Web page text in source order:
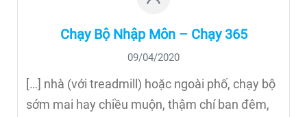
Chạy Bộ Nhập Môn – Chạy 365
09/04/2020
[…] nhà (với treadmill) hoặc ngoài phố, chạy bộ
sớm mai hay chiều muộn, thậm chí ban đêm,